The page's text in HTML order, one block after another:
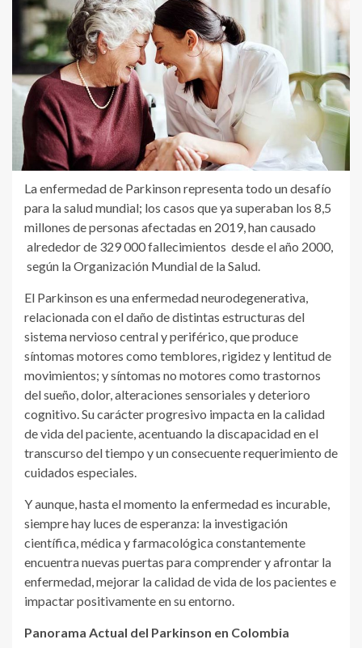
La enfermedad de Parkinson representa todo un desafío
para la salud mundial; los casos que ya superaban los 8,5
millones de personas afectadas en 2019, han causado
alrededor de 329 000 fallecimientos desde el año 2000,
según la Organización Mundial de la Salud.
El Parkinson es una enfermedad neurodegenerativa,
relacionada con el daño de distintas estructuras del
sistema nervioso central y periférico, que produce
síntomas motores como temblores, rigidez y lentitud de
movimientos; y síntomas no motores como trastornos
del sueño, dolor, alteraciones sensoriales y deterioro
cognitivo. Su carácter progresivo impacta en la calidad
de vida del paciente, acentuando la discapacidad en el
transcurso del tiempo y un consecuente requerimiento de
cuidados especiales.
Y aunque, hasta el momento la enfermedad es incurable,
siempre hay luces de esperanza: la investigación
científica, médica y farmacológica constantemente
encuentra nuevas puertas para comprender y afrontar la
enfermedad, mejorar la calidad de vida de los pacientes e
impactar positivamente en su entorno.
Panorama Actual del Parkinson en Colombia